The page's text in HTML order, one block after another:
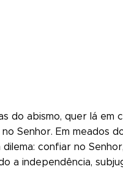
do abismo, quer lá em
Em meados do
confiar no
a independência,